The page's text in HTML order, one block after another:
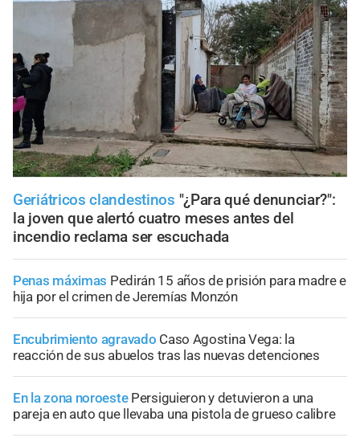
Geriátricos clandestinos "¿Para qué denunciar?":
la joven que alertó cuatro meses antes del
incendio reclama ser escuchada
Penas máximas Pedirán 15 años de prisión para madre e
hija por el crimen de Jeremías Monzón
Encubrimiento agravado Caso Agostina Vega: la
reacción de sus abuelos tras las nuevas detenciones
En la zona noroeste Persiguieron y detuvieron a una
pareja en auto que llevaba una pistola de grueso calibre